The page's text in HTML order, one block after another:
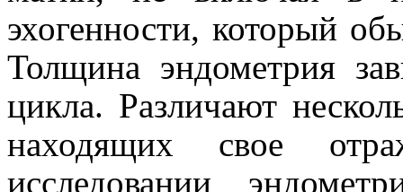
эхогенности, который
Толщина эндометрия
цикла. Различают
находящих свое
исследовании